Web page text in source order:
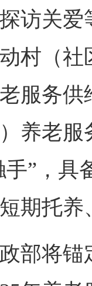
访关
村（
服务
养老
手”，
期托
部将锚